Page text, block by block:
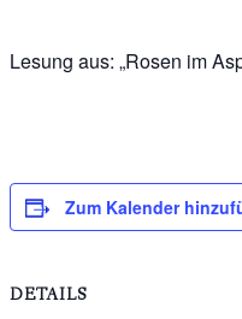
Lesung aus: „Rosen im
Zum Kalender
DETAILS